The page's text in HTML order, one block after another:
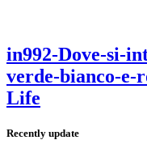
in992-Dove-si-
verde-bianco-e-
Life
Recently update